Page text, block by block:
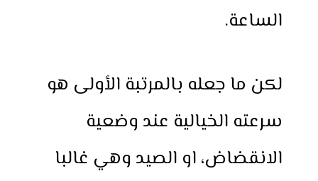
الساعة.
لكن ما جعله بالمرتبة الأولى هو
سرعته الخيالية عند وضعية
الانقضاض، او الصيد وهي غالبا